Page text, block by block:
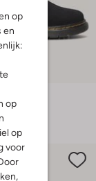
op
en
op
op
voor
39,99